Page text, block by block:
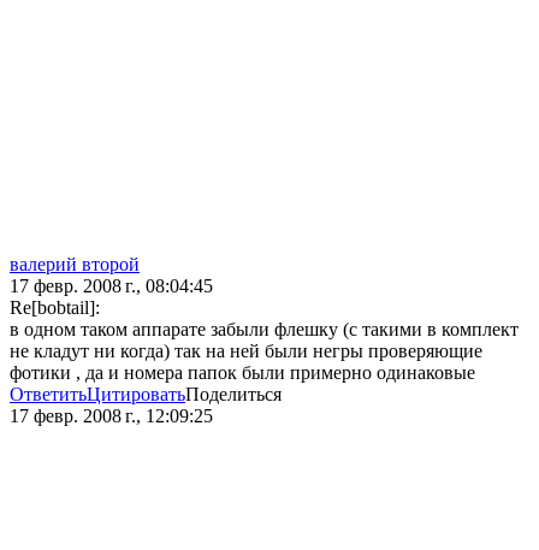
валерий второй
17 февр. 2008 г., 08:04:45
Re[bobtail]:
в одном таком аппарате забыли флешку (с такими в комплект
не кладут ни когда) так на ней были негры проверяющие
фотики , да и номера папок были примерно одинаковые
ОтветитьЦитироватьПоделиться
17 февр. 2008 г., 12:09:25